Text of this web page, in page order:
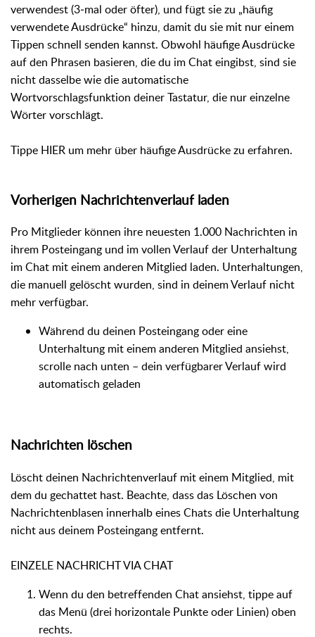
verwendest (3‑mal oder öfter), und fügt sie zu „häufig
verwendete Ausdrücke“ hinzu, damit du sie mit nur einem
Tippen schnell senden kannst. Obwohl häufige Ausdrücke
auf den Phrasen basieren, die du im Chat eingibst, sind sie
nicht dasselbe wie die automatische
Wortvorschlagsfunktion deiner Tastatur, die nur einzelne
Wörter vorschlägt.
Tippe HIER um mehr über häufige Ausdrücke zu erfahren.
Vorherigen Nachrichtenverlauf laden
Pro Mitglieder können ihre neuesten 1.000 Nachrichten in
ihrem Posteingang und im vollen Verlauf der Unterhaltung
im Chat mit einem anderen Mitglied laden. Unterhaltungen,
die manuell gelöscht wurden, sind in deinem Verlauf nicht
mehr verfügbar.
Während du deinen Posteingang oder eine
Unterhaltung mit einem anderen Mitglied ansiehst,
scrolle nach unten – dein verfügbarer Verlauf wird
automatisch geladen
Nachrichten löschen
Löscht deinen Nachrichtenverlauf mit einem Mitglied, mit
dem du gechattet hast. Beachte, dass das Löschen von
Nachrichtenblasen innerhalb eines Chats die Unterhaltung
nicht aus deinem Posteingang entfernt.
EINZELE NACHRICHT VIA CHAT
Wenn du den betreffenden Chat ansiehst, tippe auf
das Menü (drei horizontale Punkte oder Linien) oben
rechts.